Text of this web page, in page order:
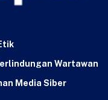
Wartawan
Media Siber